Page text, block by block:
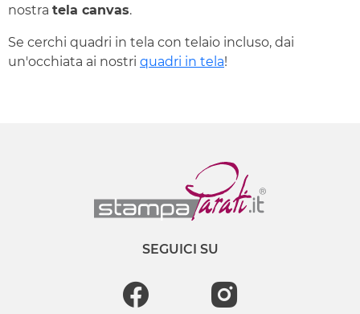
nostra tela canvas.
Se cerchi quadri in tela con telaio incluso, dai
un'occhiata ai nostri quadri in tela!
SEGUICI SU